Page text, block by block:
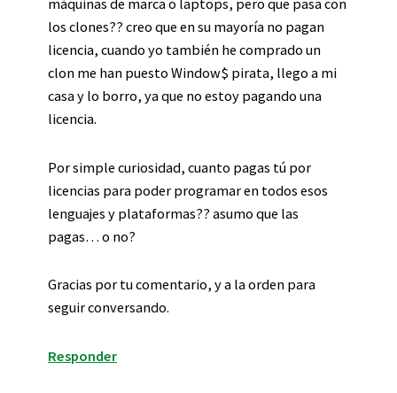
máquinas de marca o laptops, pero que pasa con
los clones?? creo que en su mayoría no pagan
licencia, cuando yo también he comprado un
clon me han puesto Window$ pirata, llego a mi
casa y lo borro, ya que no estoy pagando una
licencia.
Por simple curiosidad, cuanto pagas tú por
licencias para poder programar en todos esos
lenguajes y plataformas?? asumo que las
pagas… o no?
Gracias por tu comentario, y a la orden para
seguir conversando.
Responder